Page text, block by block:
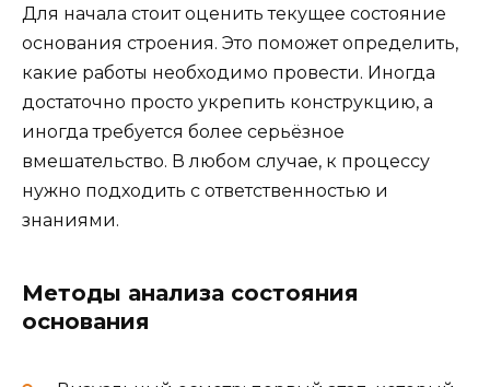
Для начала стоит оценить текущее состояние
основания строения. Это поможет определить,
какие работы необходимо провести. Иногда
достаточно просто укрепить конструкцию, а
иногда требуется более серьёзное
вмешательство. В любом случае, к процессу
нужно подходить с ответственностью и
знаниями.
Методы анализа состояния
основания